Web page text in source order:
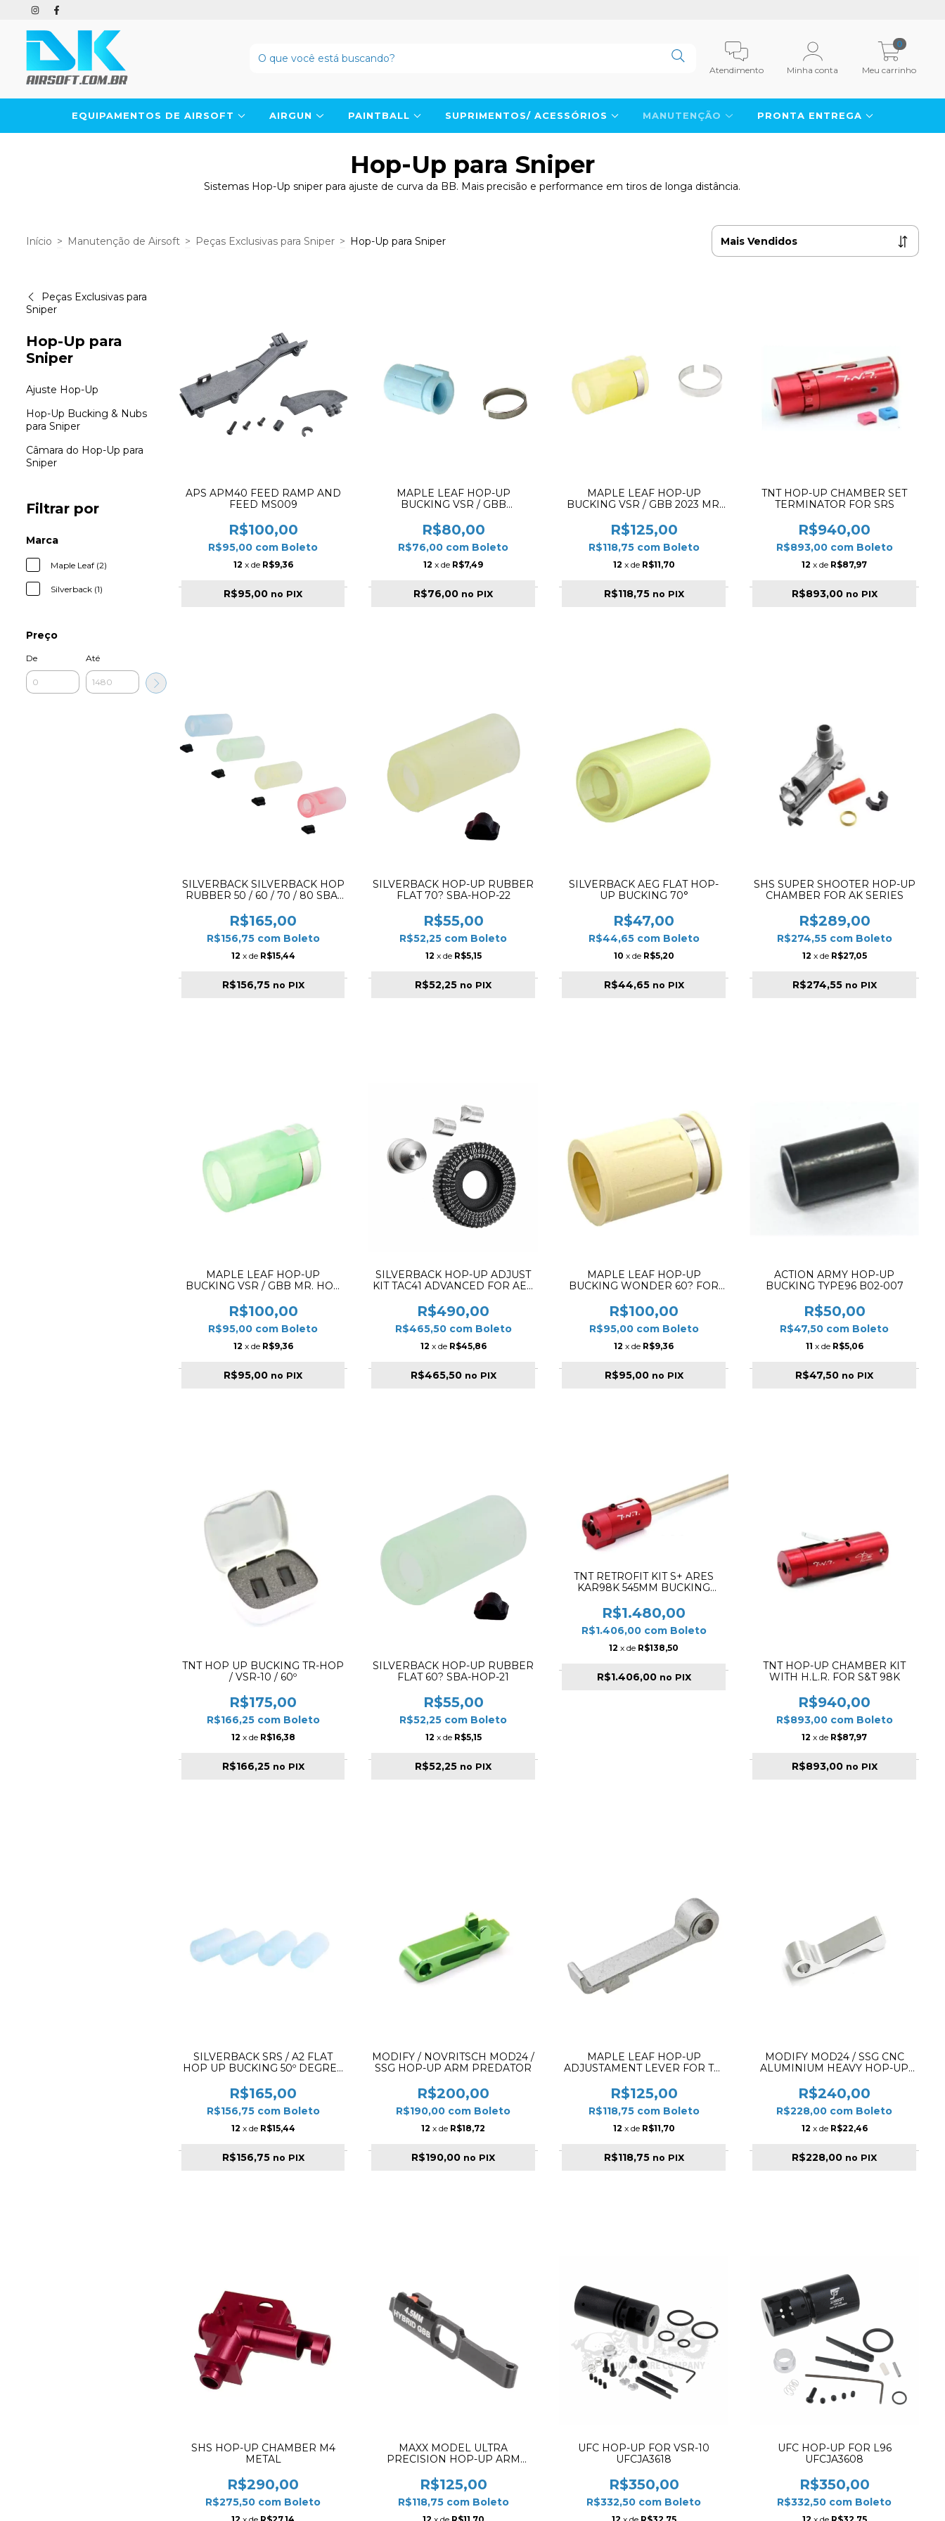
Atendimento Minha conta Meu carrinho
0
EQUIPAMENTOS DE AIRSOFT AIRGUN PAINTBALL SUPRIMENTOS/ ACESSÓRIOS MANUTENÇÃO PRONTA ENTREGA
Hop-Up para Sniper
Sistemas Hop-Up sniper para ajuste de curva da BB. Mais precisão e performance em tiros de longa distância.
Início > Manutenção de Airsoft > Peças Exclusivas para Sniper > Hop-Up para Sniper
Peças Exclusivas para
Sniper
Hop-Up para
Sniper
Ajuste Hop-Up
Hop-Up Bucking & Nubs
para Sniper
Câmara do Hop-Up para
Sniper
Filtrar por
Marca
Maple Leaf (2)
Silverback (1)
Preço
De Até
APS APM40 FEED RAMP AND
FEED MS009
R$100,00
R$95,00 com Boleto
12 x de R$9,36
R$95,00 no PIX
MAPLE LEAF HOP-UP
BUCKING VSR / GBB
R$80,00
R$76,00 com Boleto
12 x de R$7,49
R$76,00 no PIX
MAPLE LEAF HOP-UP
BUCKING VSR / GBB 2023 MR.
SILICONE 60º
R$125,00
R$118,75 com Boleto
12 x de R$11,70
R$118,75 no PIX
TNT HOP-UP CHAMBER SET
TERMINATOR FOR SRS
R$940,00
R$893,00 com Boleto
12 x de R$87,97
R$893,00 no PIX
SILVERBACK SILVERBACK HOP
RUBBER 50 / 60 / 70 / 80 SBA-
R$165,00
R$156,75 com Boleto
12 x de R$15,44
R$156,75 no PIX
SILVERBACK HOP-UP RUBBER
FLAT 70? SBA-HOP-22
R$55,00
R$52,25 com Boleto
12 x de R$5,15
R$52,25 no PIX
SILVERBACK AEG FLAT HOP-
UP BUCKING 70°
R$47,00
R$44,65 com Boleto
10 x de R$5,20
R$44,65 no PIX
SHS SUPER SHOOTER HOP-UP
CHAMBER FOR AK SERIES
R$289,00
R$274,55 com Boleto
12 x de R$27,05
R$274,55 no PIX
MAPLE LEAF HOP-UP
BUCKING VSR / GBB MR. HOP
R$100,00
R$95,00 com Boleto
12 x de R$9,36
R$95,00 no PIX
SILVERBACK HOP-UP ADJUST
KIT TAC41 ADVANCED FOR AEG
R$490,00
R$465,50 com Boleto
12 x de R$45,86
R$465,50 no PIX
MAPLE LEAF HOP-UP
BUCKING WONDER 60? FOR
R$100,00
R$95,00 com Boleto
12 x de R$9,36
R$95,00 no PIX
ACTION ARMY HOP-UP
BUCKING TYPE96 B02-007
R$50,00
R$47,50 com Boleto
11 x de R$5,06
R$47,50 no PIX
TNT HOP UP BUCKING TR-HOP
/ VSR-10 / 60º
R$175,00
R$166,25 com Boleto
12 x de R$16,38
R$166,25 no PIX
SILVERBACK HOP-UP RUBBER
FLAT 60? SBA-HOP-21
R$55,00
R$52,25 com Boleto
12 x de R$5,15
R$52,25 no PIX
TNT RETROFIT KIT S+ ARES
KAR98K 545MM BUCKING
R$1.480,00
R$1.406,00 com Boleto
12 x de R$138,50
R$1.406,00 no PIX
TNT HOP-UP CHAMBER KIT
WITH H.L.R. FOR S&T 98K
R$940,00
R$893,00 com Boleto
12 x de R$87,97
R$893,00 no PIX
SILVERBACK SRS / A2 FLAT
HOP UP BUCKING 50º DEGREE
R$165,00
R$156,75 com Boleto
12 x de R$15,44
R$156,75 no PIX
MODIFY / NOVRITSCH MOD24 /
SSG HOP-UP ARM PREDATOR
R$200,00
R$190,00 com Boleto
12 x de R$18,72
R$190,00 no PIX
MAPLE LEAF HOP-UP
ADJUSTAMENT LEVER FOR TM
R$125,00
R$118,75 com Boleto
12 x de R$11,70
R$118,75 no PIX
MODIFY MOD24 / SSG CNC
ALUMINIUM HEAVY HOP-UP
R$240,00
R$228,00 com Boleto
12 x de R$22,46
R$228,00 no PIX
SHS HOP-UP CHAMBER M4
METAL
R$290,00
R$275,50 com Boleto
MAXX MODEL ULTRA
PRECISION HOP-UP ARM
CHAMBER SERRIES
R$125,00
R$118,75 com Boleto
UFC HOP-UP FOR VSR-10
UFCJA3618
R$350,00
R$332,50 com Boleto
UFC HOP-UP FOR L96
UFCJA3608
R$350,00
R$332,50 com Boleto